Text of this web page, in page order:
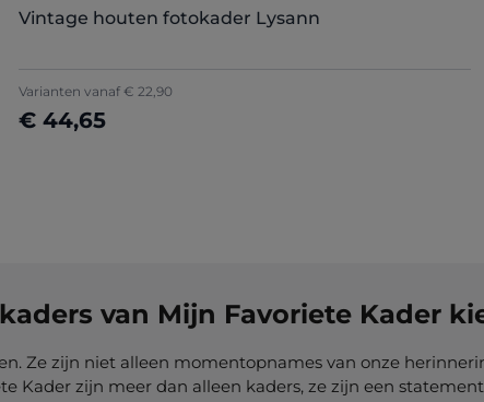
Vintage houten fotokader Lysann
Varianten vanaf€ 22,90
€ 44,65
Nu configureren
van Mijn Favoriete Kader
Ze zijn niet alleen momentopnames van onze
Kader zijn meer dan alleen kaders, ze zijn een